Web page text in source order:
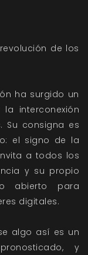
de los
ha surgido un
interconexión
Su consigna es
el signo de la
a todos los
y su propio
abierto para
digitales.
algo así es un
y